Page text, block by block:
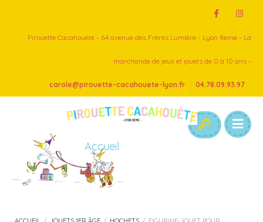
Pirouette Cacahouète - 64 avenue des Frères Lumière - Lyon 8eme - La
marchande de jeux et jouets de 0 à 10 ans -
carole@pirouette-cacahouete-lyon.fr 04.78.09.93.97
Accueil